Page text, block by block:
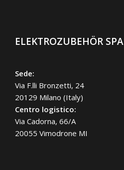
ELEKTROZUBEHÖR SPA
Sede:
Via F.lli Bronzetti, 24
20129 Milano (Italy)
Centro logistico:
Via Cadorna, 66/A
20055 Vimodrone MI